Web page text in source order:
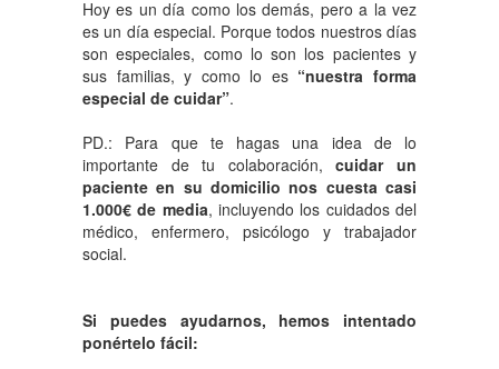
Hoy es un día como los demás, pero a la vez
es un día especial. Porque todos nuestros días
son especiales, como lo son los pacientes y
sus familias, y como lo es “nuestra forma
especial de cuidar”.
PD.: Para que te hagas una idea de lo
importante de tu colaboración, cuidar un
paciente en su domicilio nos cuesta casi
1.000€ de media, incluyendo los cuidados del
médico, enfermero, psicólogo y trabajador
social.
Si puedes ayudarnos, hemos intentado
ponértelo fácil: